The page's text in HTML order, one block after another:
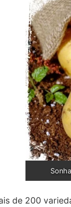
de 200